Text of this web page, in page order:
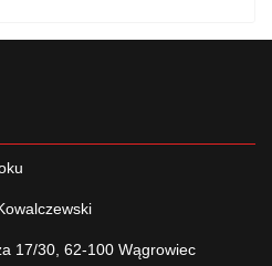
17/30, 62-100 Wągrowiec